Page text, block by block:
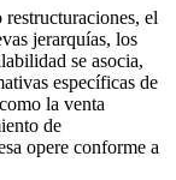
el
jerarquías, los
se asocia,
específicas de
la venta
de
opere conforme a